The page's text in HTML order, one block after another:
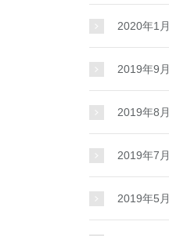
2020年1月
2019年9月
2019年8月
2019年7月
2019年5月